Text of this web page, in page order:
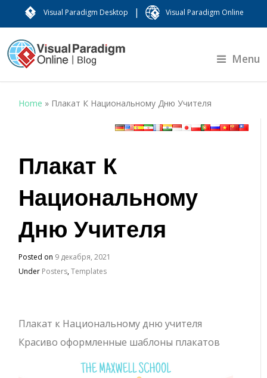
Visual Paradigm Desktop | Visual Paradigm Online
Menu
Home » Плакат К Национальному Дню Учителя
Плакат К
Национальному
Дню Учителя
Posted on 9 декабря, 2021
Under Posters,Templates
Плакат к Национальному дню учителя
Красиво оформленные шаблоны плакатов